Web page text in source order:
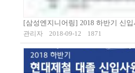
[삼성엔지니어링] 2018 하반기 신
관리자
2018-09-12 1871